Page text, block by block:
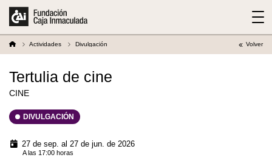
Actividades Divulgación Volver
Tertulia de cine
CINE
DIVULGACIÓN
27 de sep. al 27 de jun. de 2026
A las 17:00 horas